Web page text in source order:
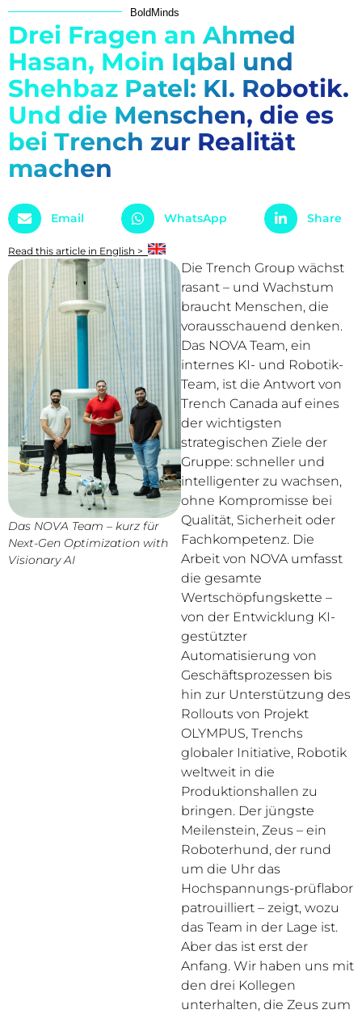
BoldMinds
Drei Fragen an Ahmed
Hasan, Moin Iqbal und
Shehbaz Patel: KI. Robotik.
Und die Menschen, die es
bei Trench zur Realität
machen
Email WhatsApp Share
Read this article in English >
Das NOVA Team – kurz für
Next-Gen Optimization with
Visionary AI
Die Trench Group wächst
rasant – und Wachstum
braucht Menschen, die
vorausschauend denken.
Das NOVA Team, ein
internes KI- und Robotik-
Team, ist die Antwort von
Trench Canada auf eines
der wichtigsten
strategischen Ziele der
Gruppe: schneller und
intelligenter zu wachsen,
ohne Kompromisse bei
Qualität, Sicherheit oder
Fachkompetenz. Die
Arbeit von NOVA umfasst
die gesamte
Wertschöpfungskette –
von der Entwicklung KI-
gestützter
Automatisierung von
Geschäftsprozessen bis
hin zur Unterstützung des
Rollouts von Projekt
OLYMPUS, Trenchs
globaler Initiative, Robotik
weltweit in die
Produktionshallen zu
bringen. Der jüngste
Meilenstein, Zeus – ein
Roboterhund, der rund
um die Uhr das
Hochspannungs-prüflabor
patrouilliert – zeigt, wozu
das Team in der Lage ist.
Aber das ist erst der
Anfang. Wir haben uns mit
den drei Kollegen
unterhalten, die Zeus zum